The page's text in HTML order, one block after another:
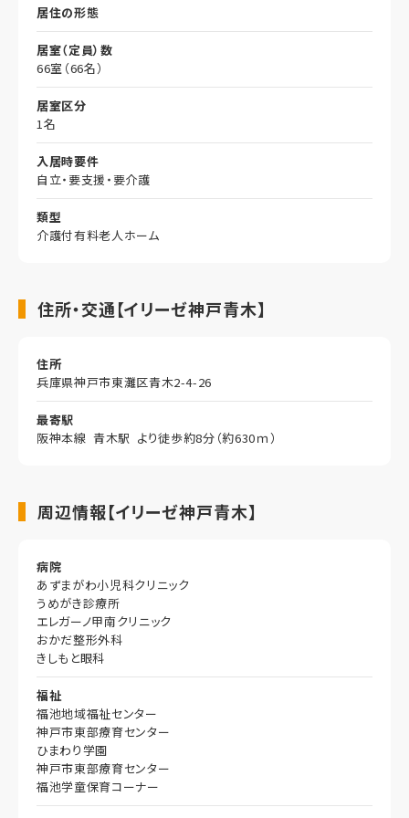
居住の形態
居室（定員）数
66室（66名）
居室区分
1名
入居時要件
自立・要支援・要介護
類型
介護付有料老人ホーム
住所・交通【イリーゼ神戸青木】
住所
兵庫県神戸市東灘区青木2-4-26
最寄駅
阪神本線 青木駅 より徒歩約8分（約630ｍ）
周辺情報【イリーゼ神戸青木】
病院
あずまがわ小児科クリニック
うめがき診療所
エレガーノ甲南クリニック
おかだ整形外科
きしもと眼科
福祉
福池地域福祉センター
神戸市東部療育センター
ひまわり学園
神戸市東部療育センター
福池学童保育コーナー